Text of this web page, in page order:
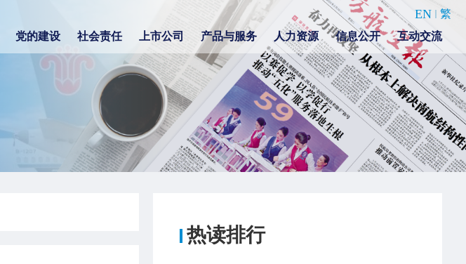
EN
繁
党的建设 社会责任 上市公司 产品与服务 人力资源 信息公开 互动交流
热读排行